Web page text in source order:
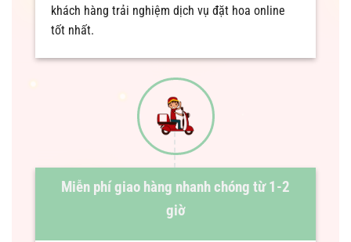
khách hàng trải nghiệm dịch vụ đặt hoa online
tốt nhất.
Miễn phí giao hàng nhanh chóng từ 1-2
giờ